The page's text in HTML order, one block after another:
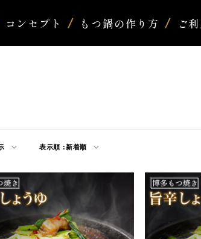
コンセプト もつ鍋の作り方 ご
表示順 :新着順